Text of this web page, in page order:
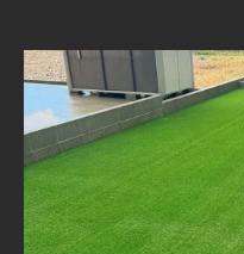
地域社会と共
地域の魅力を引き出
秘訣
歴史的背景を考
地域文化を取り
野々市市の景観